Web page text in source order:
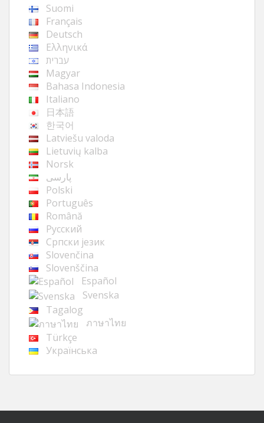
Suomi
Français
Deutsch
Ελληνικά
עברית
Magyar
Bahasa Indonesia
Italiano
日本語
한국어
Latviešu valoda
Lietuvių kalba
Norsk
پارسی
Polski
Português
Română
Русский
Cрпски језик
Slovenčina
Slovenščina
Español
Svenska
Tagalog
ภาษาไทย
Türkçe
Українська